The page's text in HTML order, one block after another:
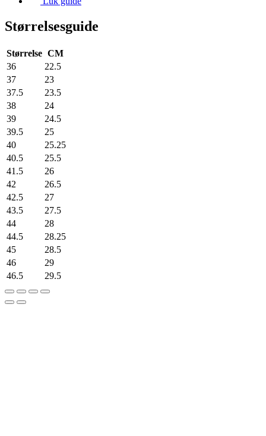
Størrelsesguide
Størrelse CM
36
22.5
37
23
37.5
23.5
38
24
39
24.5
39.5
25
40
25.25
40.5
25.5
41.5
26
42
26.5
42.5
27
43.5
27.5
44
28
44.5
28.25
45
28.5
46
29
46.5
29.5